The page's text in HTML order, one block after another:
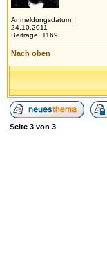
Anmeldungsdatum:
24.10.2011
Beiträge: 1169
Nach oben
Seite 3 von 3